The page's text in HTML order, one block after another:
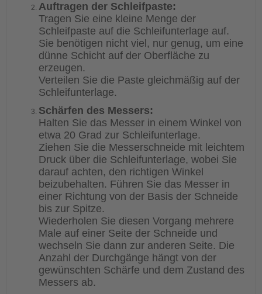
Auftragen der Schleifpaste:
Tragen Sie eine kleine Menge der
Schleifpaste auf die Schleifunterlage auf.
Sie benötigen nicht viel, nur genug, um eine
dünne Schicht auf der Oberfläche zu
erzeugen.
Verteilen Sie die Paste gleichmäßig auf der
Schleifunterlage.
Schärfen des Messers:
Halten Sie das Messer in einem Winkel von
etwa 20 Grad zur Schleifunterlage.
Ziehen Sie die Messerschneide mit leichtem
Druck über die Schleifunterlage, wobei Sie
darauf achten, den richtigen Winkel
beizubehalten. Führen Sie das Messer in
einer Richtung von der Basis der Schneide
bis zur Spitze.
Wiederholen Sie diesen Vorgang mehrere
Male auf einer Seite der Schneide und
wechseln Sie dann zur anderen Seite. Die
Anzahl der Durchgänge hängt von der
gewünschten Schärfe und dem Zustand des
Messers ab.